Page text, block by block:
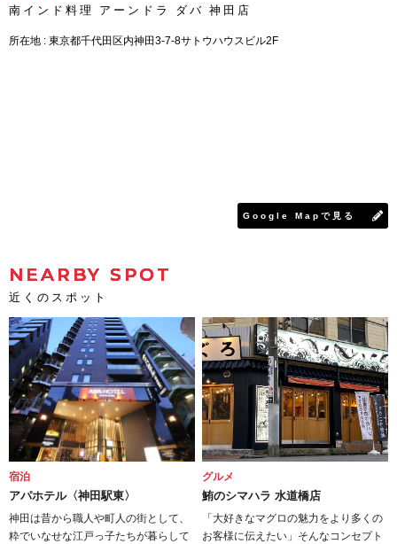
南インド料理 アーンドラ ダバ 神田店
Google Mapで見る
所在地 : 東京都千代田区内神田3-7-8サトウハウスビル2F
NEARBY SPOT
近くのスポット
宿泊
アパホテル〈神田駅東〉
神田は昔から職人や町人の街として、
粋でいなせな江戸っ子たちが暮らして
グルメ
鮪のシマハラ 水道橋店
「大好きなマグロの魅力をより多くの
お客様に伝えたい」そんなコンセプト